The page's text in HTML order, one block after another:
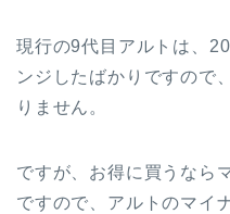
現行の9代目アルトは、
ンジしたばかりですので
りません。
ですが、お得に買うなら
ですので、アルトのマイ